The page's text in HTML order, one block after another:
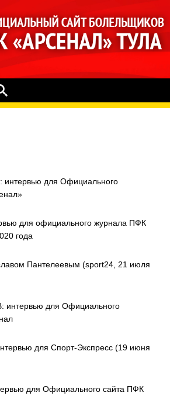
для Официального
для официального журнала ПФК
года
Пантелеевым (sport24, 21 июля
для Официального
для Спорт-Экспресс (19 июня
для Официального сайта ПФК